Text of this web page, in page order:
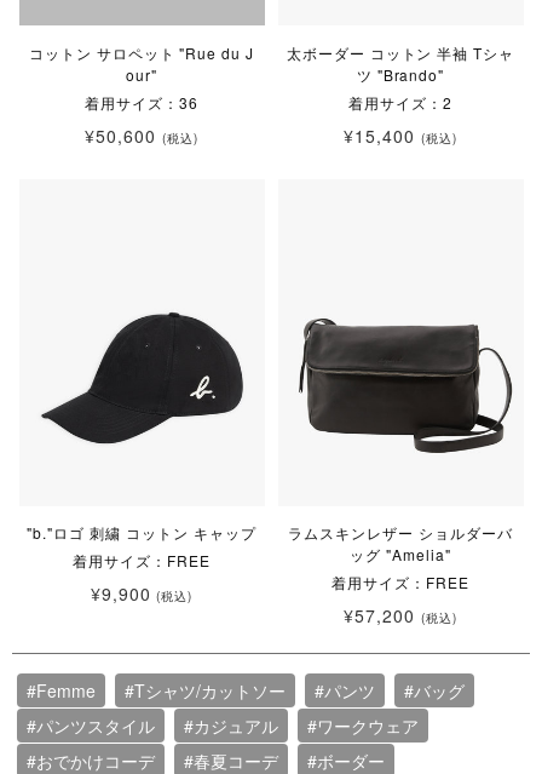
コットン サロペット "Rue du J
our"
着用サイズ：36
¥50,600 (税込)
太ボーダー コットン 半袖 Tシャ
ツ "Brando"
着用サイズ：2
¥15,400 (税込)
"b."ロゴ 刺繍 コットン キャップ
着用サイズ：FREE
¥9,900(税込)
ラムスキンレザー ショルダーバ
ッグ "Amelia"
着用サイズ：FREE
¥57,200 (税込)
#Femme #Tシャツ/カットソー #パンツ
#バッグ
#パンツスタイル
#カジュアル
#ワークウェア
#おでかけコーデ
#春夏コーデ
#ボーダー